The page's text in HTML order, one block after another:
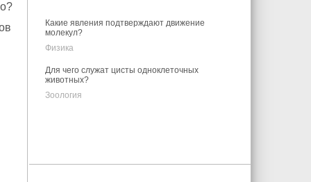
Какие явления подтверждают движение
молекул?
Физика
Для чего служат цисты одноклеточных
животных?
Зоология